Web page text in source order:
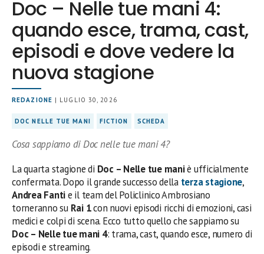
Doc – Nelle tue mani 4:
quando esce, trama, cast,
episodi e dove vedere la
nuova stagione
REDAZIONE | LUGLIO 30, 2026
DOC NELLE TUE MANI FICTION SCHEDA
Cosa sappiamo di Doc nelle tue mani 4?
La quarta stagione di Doc – Nelle tue maniè ufficialmente
confermata. Dopo il grande successo della terza stagione,
Andrea Fantie il team del Policlinico Ambrosiano
torneranno su Rai 1con nuovi episodi ricchi di emozioni, casi
medici e colpi di scena. Ecco tutto quello che sappiamo su
Doc – Nelle tue mani 4: trama, cast, quando esce, numero di
episodi e streaming.